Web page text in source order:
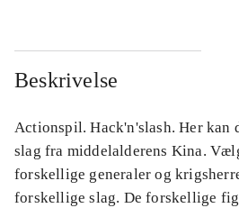
Beskrivelse
Actionspil. Hack'n'slash. Her kan
slag fra middelalderens Kina.
forskellige generaler og
forskellige slag. De forskellige